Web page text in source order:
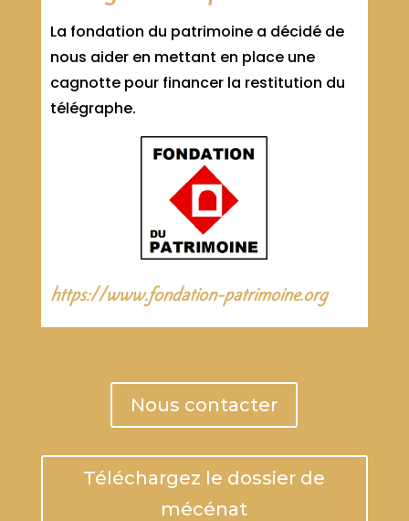
La fondation du patrimoine a décidé de
nous aider en mettant en place une
cagnotte pour financer la restitution du
télégraphe.
https://www.fondation-patrimoine.org
Nous contacter
Téléchargez le dossier de
mécénat